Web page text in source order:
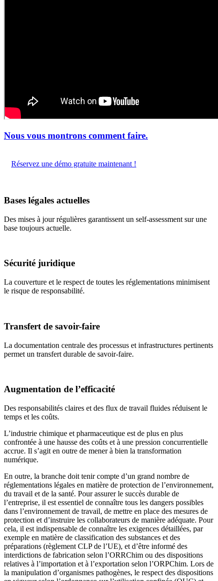
Nous vous montrons comment faire.
Réservez une démo gratuite maintenant !
Bases légales actuelles
Des mises à jour régulières garantissent un self-assessment sur une
base toujours actuelle.
Sécurité juridique
La couverture et le respect de toutes les réglementations minimisent
le risque de responsabilité.
Transfert de savoir-faire
La documentation centrale des processus et infrastructures pertinents
permet un transfert durable de savoir-faire.
Augmen­tation de l’efficacité
Des responsabilités claires et des flux de travail fluides réduisent le
temps et les coûts.
L’industrie chimique et pharmaceutique est de plus en plus
confrontée à une hausse des coûts et à une pression concurrentielle
accrue. Il s’agit en outre de mener à bien la transformation
numérique.
En outre, la branche doit tenir compte d’un grand nombre de
réglementations légales en matière de protection de l’environnement,
du travail et de la santé. Pour assurer le succès durable de
l’entreprise, il est essentiel de connaître tous les dangers possibles
dans l’environnement de travail, de mettre en place des mesures de
protection et d’instruire les collaborateurs de manière adéquate. Pour
cela, il est indispensable de connaître les exigences détaillées, par
exemple en matière de classification des substances et des
préparations (règlement CLP de l’UE), et d’être informé des
interdictions de fabrication selon l’ORRChim ou des dispositions
relatives à l’importation et à l’exportation selon l’ORPChim. Lors de
la manipulation d’organismes pathogènes, le respect des dispositions